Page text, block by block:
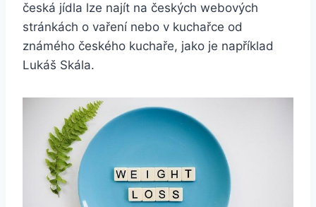
česká jídla lze najít na českých webových
stránkách o vaření nebo v kuchařce od
známého českého kuchaře, jako je například
Lukáš Skála.